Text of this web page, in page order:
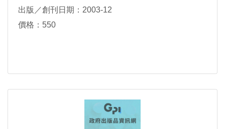
出版／創刊日期：2003-12
價格：550